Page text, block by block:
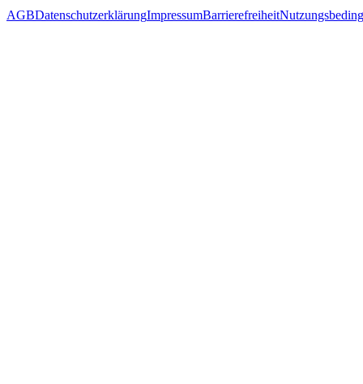
AGBDatenschutzerklärungImpressumBarrierefreiheit